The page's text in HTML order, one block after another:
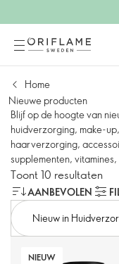
Home
Nieuwe producten
Blijf op de hoogte van
huidverzorging, make-
haarverzorging,
supplementen,
Toont 10 resultaten
AANBEVOLEN
Nieuw in
NIEUW